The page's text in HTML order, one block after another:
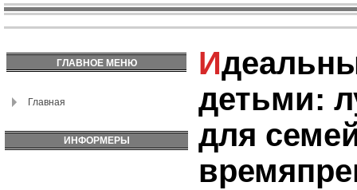
ГЛАВНОЕ МЕНЮ
Главная
ИНФОРМЕРЫ
Идеальный отдых с
детьми:
для